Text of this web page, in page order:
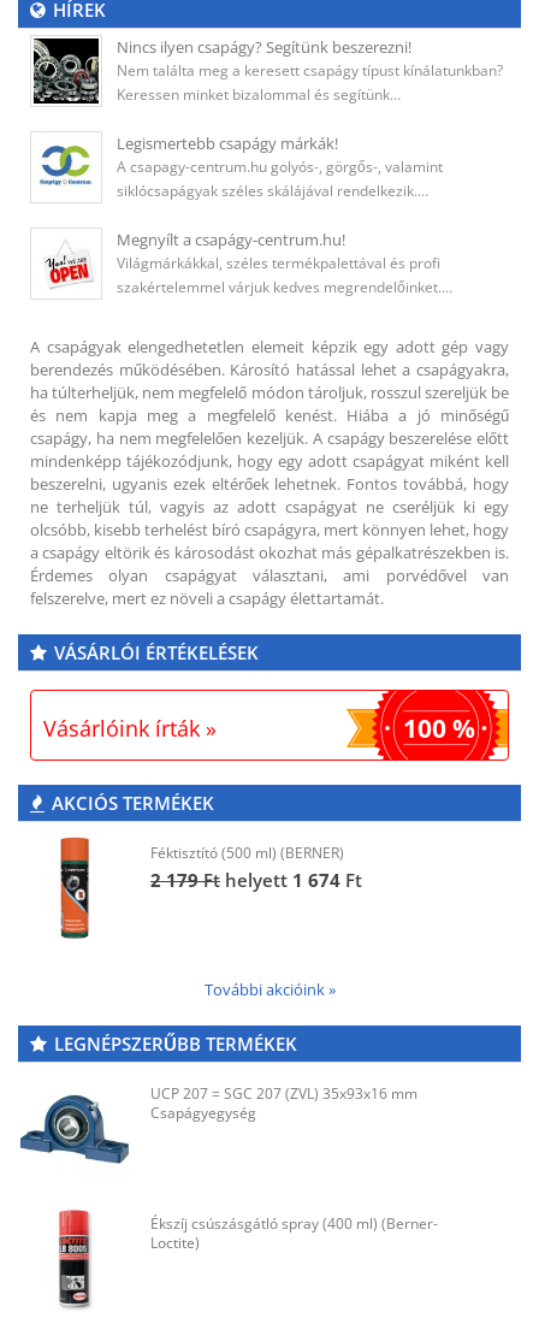
HÍREK
Nincs ilyen csapágy? Segítünk beszerezni!
Nem találta meg a keresett csapágy típust kínálatunkban?
Keressen minket bizalommal és segítünk…
Legismertebb csapágy márkák!
A csapagy-centrum.hu golyós-, görgős-, valamint
siklócsapágyak széles skálájával rendelkezik.…
Megnyílt a csapágy-centrum.hu!
Világmárkákkal, széles termékpalettával és profi
szakértelemmel várjuk kedves megrendelőinket.…
A csapágyak elengedhetetlen elemeit képzik egy adott gép vagy
berendezés működésében. Károsító hatással lehet a csapágyakra,
ha túlterheljük, nem megfelelő módon tároljuk, rosszul szereljük be
és nem kapja meg a megfelelő kenést. Hiába a jó minőségű
csapágy, ha nem megfelelően kezeljük. A csapágy beszerelése előtt
mindenképp tájékozódjunk, hogy egy adott csapágyat miként kell
beszerelni, ugyanis ezek eltérőek lehetnek. Fontos továbbá, hogy
ne terheljük túl, vagyis az adott csapágyat ne cseréljük ki egy
olcsóbb, kisebb terhelést bíró csapágyra, mert könnyen lehet, hogy
a csapágy eltörik és károsodást okozhat más gépalkatrészekben is.
Érdemes olyan csapágyat választani, ami porvédővel van
felszerelve, mert ez növeli a csapágy élettartamát.
VÁSÁRLÓI ÉRTÉKELÉSEK
Vásárlóink írták » 100 %
AKCIÓS TERMÉKEK
Féktisztító (500 ml) (BERNER)
2 179 Ft helyett 1 674 Ft
További akcióink »
LEGNÉPSZERŰBB TERMÉKEK
UCP 207 = SGC 207 (ZVL) 35x93x16 mm
Csapágyegység
Ékszíj csúszásgátló spray (400 ml) (Berner-
Loctite)